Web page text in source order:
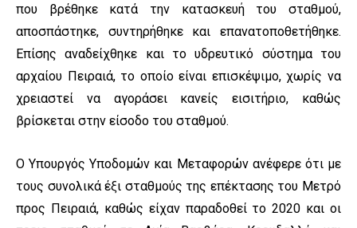
που βρέθηκε κατά την κατασκευή του σταθμού,
αποσπάστηκε, συντηρήθηκε και επανατοποθετήθηκε.
Επίσης αναδείχθηκε και το υδρευτικό σύστημα του
αρχαίου Πειραιά, το οποίο είναι επισκέψιμο, χωρίς να
χρειαστεί να αγοράσει κανείς εισιτήριο, καθώς
βρίσκεται στην είσοδο του σταθμού.
Ο Υπουργός Υποδομών και Μεταφορών ανέφερε ότι με
τους συνολικά έξι σταθμούς της επέκτασης του Μετρό
προς Πειραιά, καθώς είχαν παραδοθεί το 2020 και οι